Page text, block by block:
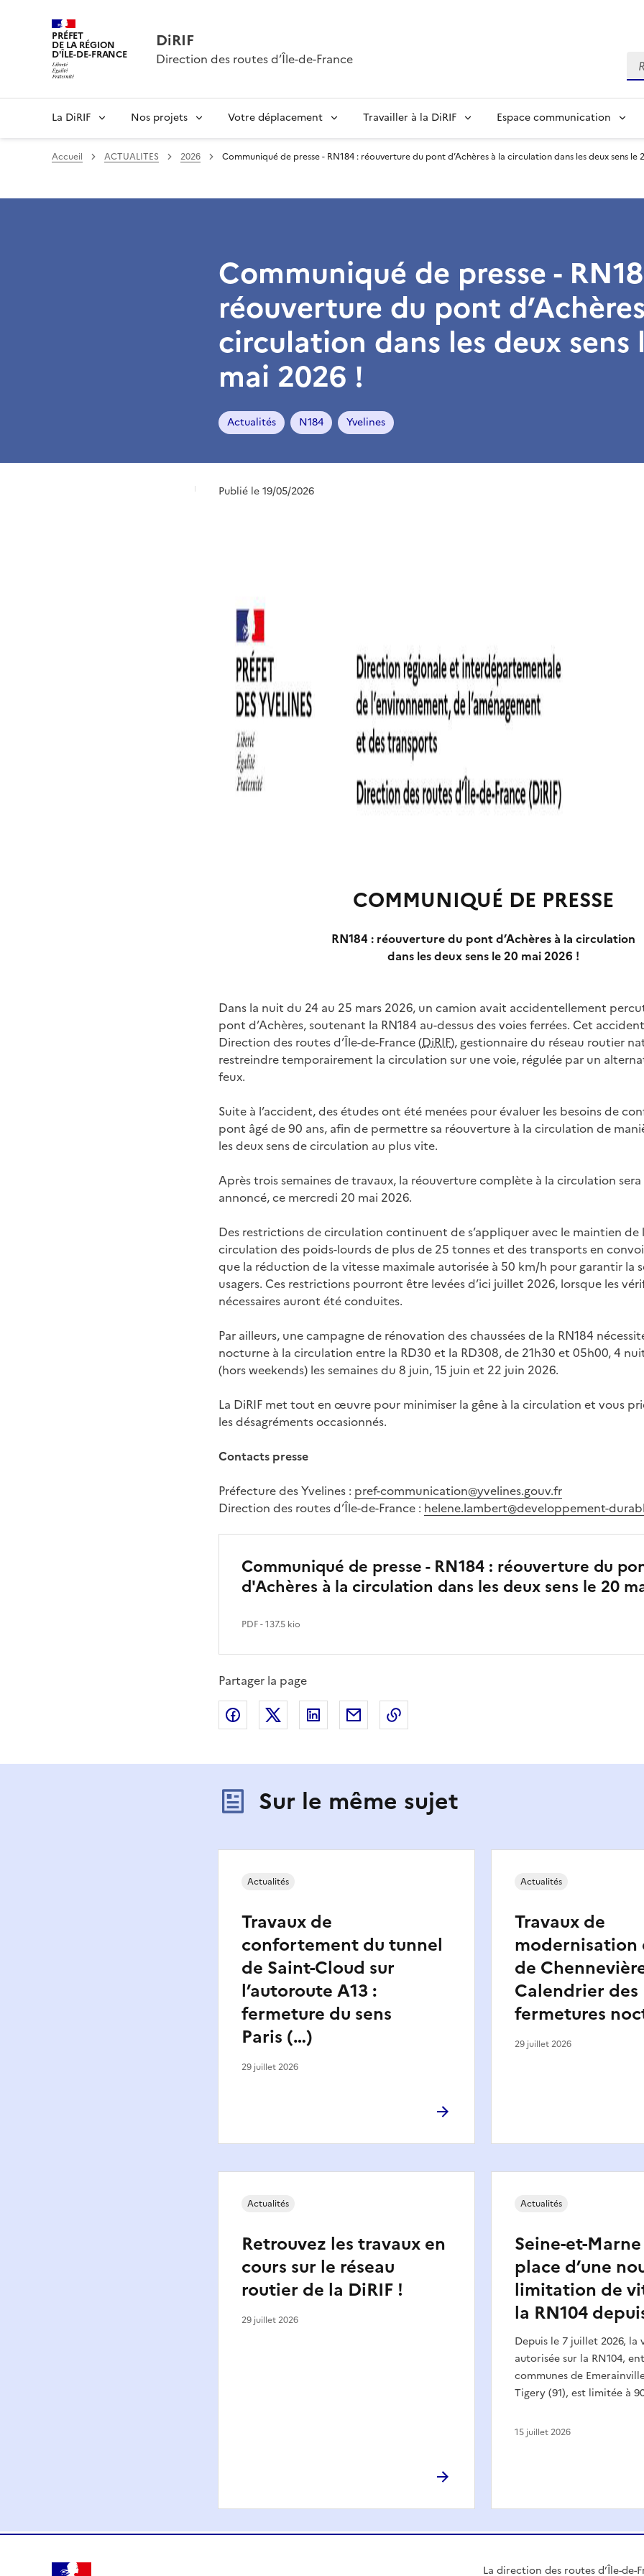
PRÉFET
DE LA RÉGION
D'ÎLE-DE-FRANCE
DiRIF
Direction des routes d’Île-de-France
La DiRIF Nos projets Votre déplacement Travailler à la DiRIF Espace communication
Accueil ACTUALITES 2026 Communiqué de presse - RN184 : réouverture du pont d’Achères à la circulation dans les deux sens le
Communiqué de presse -
réouverture du pont
circulation dans les deux sens
mai 2026 !
Actualités N184 Yvelines
Publié le 19/05/2026
COMMUNIQUÉ DE PRESSE
RN184 : réouverture du pont d’Achères à la circulation
dans les deux sens le 20 mai 2026 !
Dans la nuit du 24 au 25 mars 2026, un camion avait accidentellement
pont d’Achères, soutenant la RN184 au-dessus des voies ferrées. Cet
Direction des routes d’Île-de-France (DiRIF), gestionnaire du réseau routier
restreindre temporairement la circulation sur une voie, régulée par un
feux.
Suite à l’accident, des études ont été menées pour évaluer les besoins de
pont âgé de 90 ans, afin de permettre sa réouverture à la circulation de
les deux sens de circulation au plus vite.
Après trois semaines de travaux, la réouverture complète à la circulation
annoncé, ce mercredi 20 mai 2026.
Des restrictions de circulation continuent de s’appliquer avec le maintien
circulation des poids-lourds de plus de 25 tonnes et des transports en
que la réduction de la vitesse maximale autorisée à 50 km/h pour garantir la
usagers. Ces restrictions pourront être levées d’ici juillet 2026, lorsque les
nécessaires auront été conduites.
Par ailleurs, une campagne de rénovation des chaussées de la RN184
nocturne à la circulation entre la RD30 et la RD308, de 21h30 et 05h00, 4
(hors weekends) les semaines du 8 juin, 15 juin et 22 juin 2026.
La DiRIF met tout en œuvre pour minimiser la gêne à la circulation et vous
les désagréments occasionnés.
Contacts presse
Préfecture des Yvelines : pref-communication@yvelines.gouv.fr
Direction des routes d’Île-de-France : helene.lambert@developpement-
Communiqué de presse - RN184 : réouverture du
d'Achères à la circulation dans les deux sens le 20
PDF- 137.5 kio
Partager la page
Partager sur Facebook
Partager sur XPartager sur LinkedIn
Partager par email
Sur le même sujet
Travaux de
confortement du tunnel
de Saint-Cloud sur
l’autoroute A13 :
fermeture du sens
Paris (…)
Actualités
29 juillet 2026
Travaux de
modernisation
de
Calendrier des
fermetures
Actualités
29 juillet 2026
Retrouvez les travaux en
cours sur le réseau
routier de la DiRIF !
Actualités
29 juillet 2026
Seine-et-
place d’une
limitation de
la RN104
Depuis le 7 juillet 2026, la
autorisée sur la RN104,
communes de
Tigery (91), est limitée à
Actualités
15 juillet 2026
La direction des routes d’Île-